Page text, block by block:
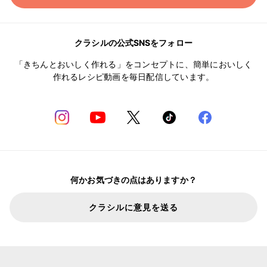
クラシルの公式SNSをフォロー
「きちんとおいしく作れる」をコンセプトに、簡単においしく
作れるレシピ動画を毎日配信しています。
何かお気づきの点はありますか？
クラシルに意見を送る